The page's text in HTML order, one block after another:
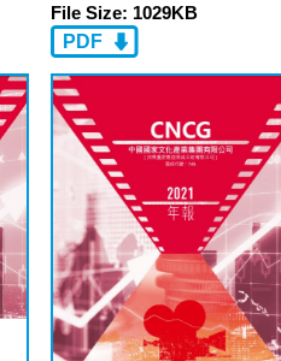
File Size: 1029KB
PDF